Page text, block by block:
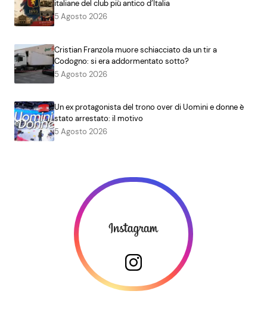
italiane del club più antico d’Italia
5 Agosto 2026
Cristian Franzola muore schiacciato da un tir a
Codogno: si era addormentato sotto?
5 Agosto 2026
Un ex protagonista del trono over di Uomini e donne è
stato arrestato: il motivo
5 Agosto 2026